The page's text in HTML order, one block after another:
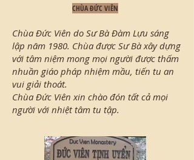
CHÙA ĐỨC VIÊN
Chùa Đức Viên do Sư Bà Đàm Lựu sáng
lập năm 1980. Chùa được Sư Bà xây dựng
với tâm niệm mong mọi người được thấm
nhuần giáo pháp nhiệm mầu, tiến tu an
vui giải thoát.
Chùa Đức Viên xin chào đón tất cả mọi
người với nhiệt tâm tu tập.